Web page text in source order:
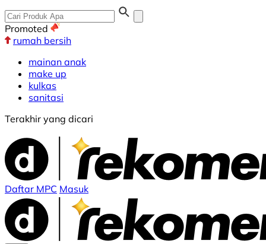
Promoted
rumah bersih
mainan anak
make up
kulkas
sanitasi
Terakhir yang dicari
Daftar MPC Masuk